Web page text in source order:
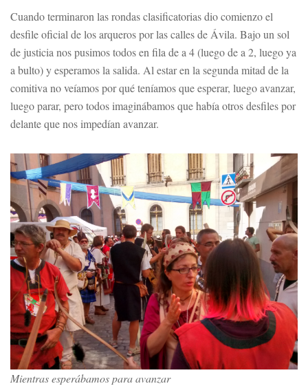
Cuando terminaron las rondas clasificatorias dio comienzo el
desfile oficial de los arqueros por las calles de Ávila. Bajo un sol
de justicia nos pusimos todos en fila de a 4 (luego de a 2, luego ya
a bulto) y esperamos la salida. Al estar en la segunda mitad de la
comitiva no veíamos por qué teníamos que esperar, luego avanzar,
luego parar, pero todos imaginábamos que había otros desfiles por
delante que nos impedían avanzar.
Mientras esperábamos para avanzar